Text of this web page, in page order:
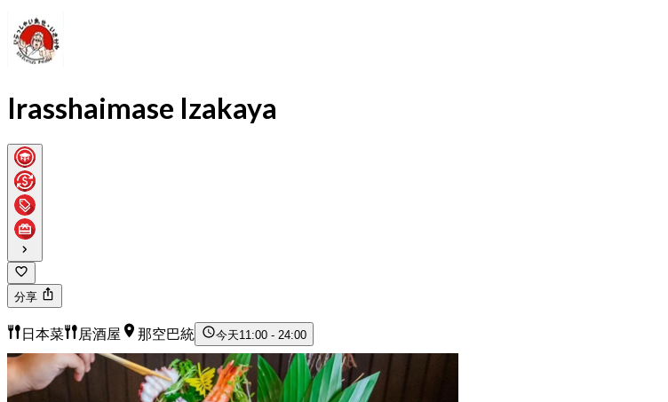
Irasshaimase Izakaya
分享
日本菜 居酒屋 那空巴統 今天11:00 - 24:00